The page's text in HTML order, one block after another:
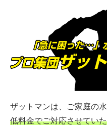
ザットマンは、ご家庭の
低料金でご対応させてい